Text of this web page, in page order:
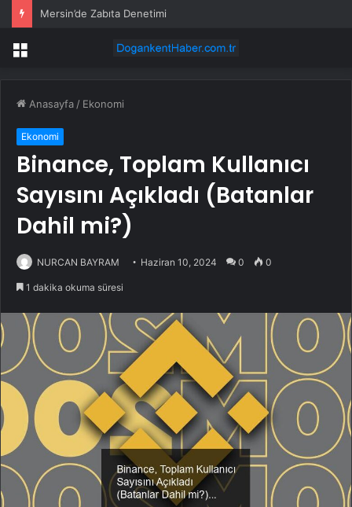
Mersin’de Zabıta Denetimi
Menü
Anasayfa / Ekonomi
Ekonomi
Binance, Toplam Kullanıcı
Sayısını Açıkladı (Batanlar
Dahil mi?)
NURCAN BAYRAM Haziran 10, 2024 0 0
1 dakika okuma süresi